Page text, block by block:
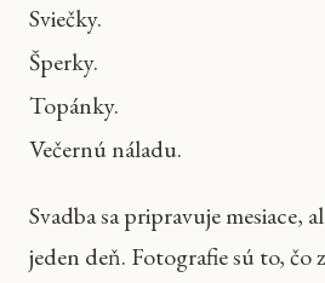
Sviečky.
Šperky.
Topánky.
Večernú náladu.
Svadba sa pripravuje mesiace,
jeden deň. Fotografie sú to, čo